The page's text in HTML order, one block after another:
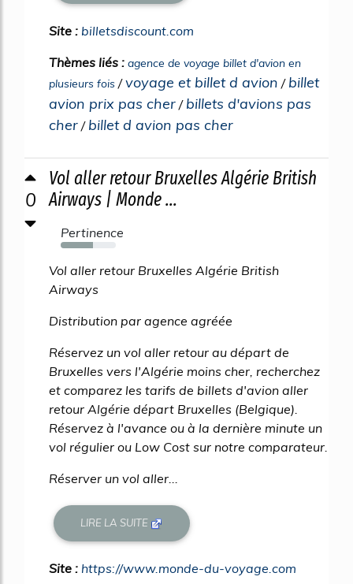
Site : billetsdiscount.com
Thèmes liés : agence de voyage billet d'avion en
plusieurs fois /voyage et billet d avion / billet
avion prix pas cher / billets d'avions pas
cher / billet d avion pas cher
0
Vol aller retour Bruxelles Algérie British
Airways | Monde ...
Pertinence
58%
Vol aller retour Bruxelles Algérie British
Airways
Distribution par agence agréée
Réservez un vol aller retour au départ de
Bruxelles vers l'Algérie moins cher, recherchez
et comparez les tarifs de billets d'avion aller
retour Algérie départ Bruxelles (Belgique).
Réservez à l'avance ou à la dernière minute un
vol régulier ou Low Cost sur notre comparateur.
Réserver un vol aller...
LIRE LA SUITE
Site : https://www.monde-du-voyage.com